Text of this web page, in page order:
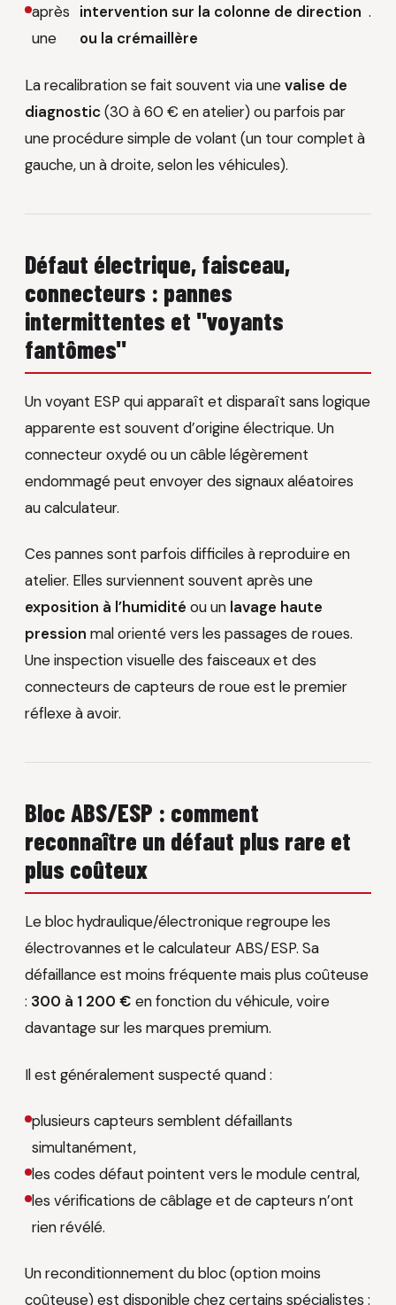
après
une
intervention sur la colonne de direction
ou la crémaillère
.
La recalibration se fait souvent via unevalise de
diagnostic (30 à 60 € en atelier) ou parfois par
une procédure simple de volant (un tour complet à
gauche, un à droite, selon les véhicules).
Défaut électrique, faisceau,
connecteurs : pannes
intermittentes et "voyants
fantômes"
Un voyant ESP qui apparaît et disparaît sans logique
apparente est souvent d’origine électrique. Un
connecteur oxydé ou un câble légèrement
endommagé peut envoyer des signaux aléatoires
au calculateur.
Ces pannes sont parfois difficiles à reproduire en
atelier. Elles surviennent souvent après une
exposition à l’humidité ou un lavage haute
pression mal orienté vers les passages de roues.
Une inspection visuelle des faisceaux et des
connecteurs de capteurs de roue est le premier
réflexe à avoir.
Bloc ABS/ESP : comment
reconnaître un défaut plus rare et
plus coûteux
Le bloc hydraulique/électronique regroupe les
électrovannes et le calculateur ABS/ESP. Sa
défaillance est moins fréquente mais plus coûteuse
: 300 à 1 200 € en fonction du véhicule, voire
davantage sur les marques premium.
Il est généralement suspecté quand :
plusieurs capteurs semblent défaillants
simultanément,
les codes défaut pointent vers le module central,
les vérifications de câblage et de capteurs n’ont
rien révélé.
Un reconditionnement du bloc (option moins
coûteuse) est disponible chez certains spécialistes :